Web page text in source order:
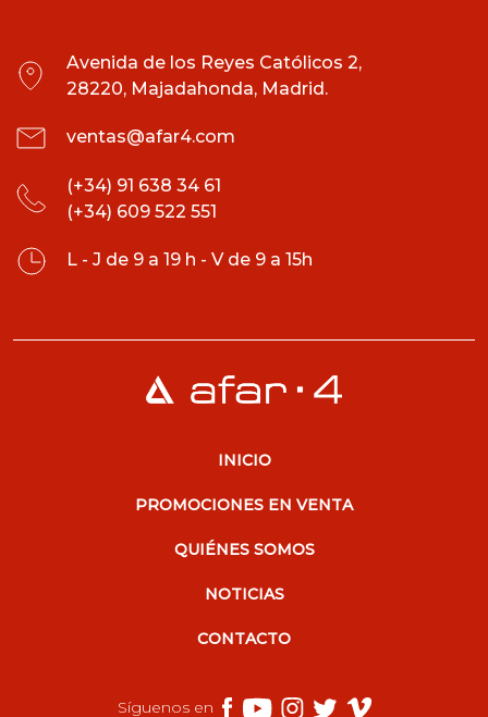
Avenida de los Reyes Católicos 2,
28220, Majadahonda, Madrid.
ventas@afar4.com
(+34) 91 638 34 61
(+34) 609 522 551
L - J de 9 a 19 h - V de 9 a 15h
INICIO
PROMOCIONES EN VENTA
QUIÉNES SOMOS
NOTICIAS
CONTACTO
Síguenos en